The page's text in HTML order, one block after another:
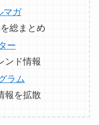
マガ
総まとめ
ー
ンド情報
ラム
報を拡散